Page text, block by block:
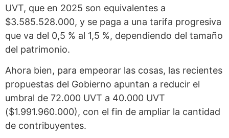
UVT, que en 2025 son equivalentes a
$3.585.528.000, y se paga a una tarifa progresiva
que va del 0,5 % al 1,5 %, dependiendo del tamaño
del patrimonio.
Ahora bien, para empeorar las cosas, las recientes
propuestas del Gobierno apuntan a reducir el
umbral de 72.000 UVT a 40.000 UVT
($1.991.960.000), con el fin de ampliar la cantidad
de contribuyentes.